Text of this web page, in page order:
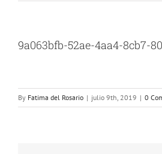
9a063bfb-52ae-4aa4-8cb7-
By Fatima del Rosario | julio 9th, 2019 | 0